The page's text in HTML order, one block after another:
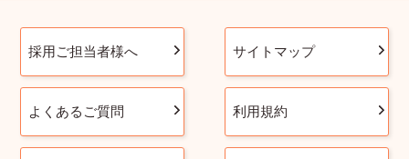
採用ご担当者様へ サイトマップ
よくあるご質問 利用規約